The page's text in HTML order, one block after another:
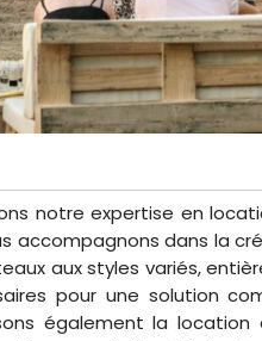
notre expertise en
accompagnons dans la
aux styles variés,
pour une solution
également la